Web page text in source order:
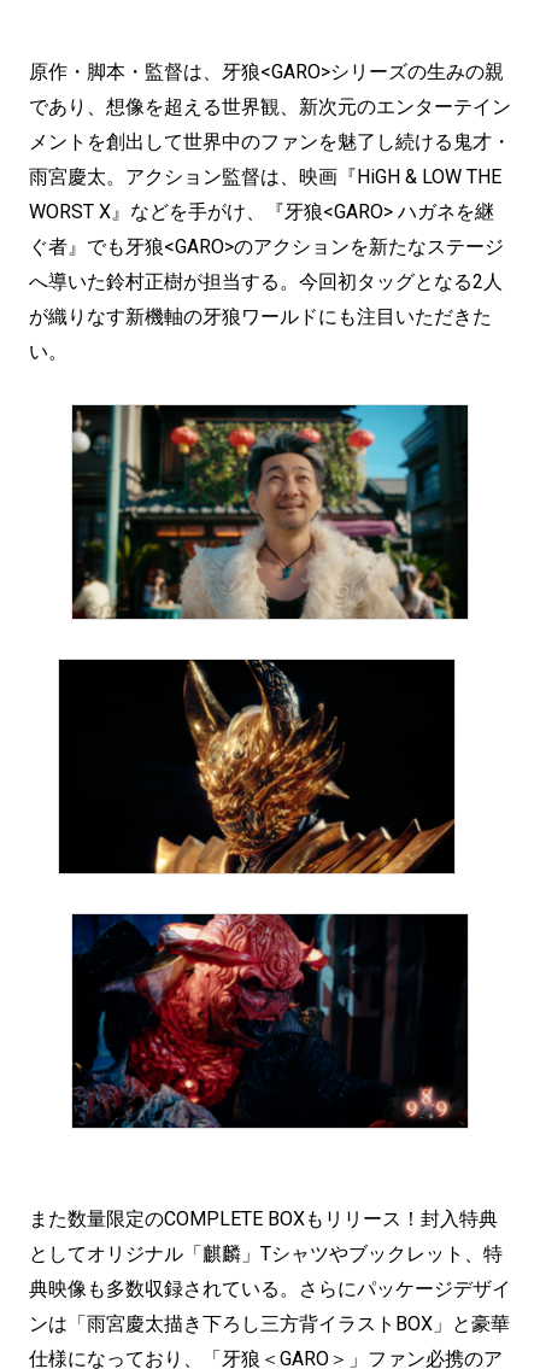
原作・脚本・監督は、牙狼<GARO>シリーズの生みの親
であり、想像を超える世界観、新次元のエンターテイン
メントを創出して世界中のファンを魅了し続ける鬼才・
雨宮慶太。アクション監督は、映画『HiGH & LOW THE
WORST X』などを手がけ、『牙狼<GARO> ハガネを継
ぐ者』でも牙狼<GARO>のアクションを新たなステージ
へ導いた鈴村正樹が担当する。今回初タッグとなる2人
が織りなす新機軸の牙狼ワールドにも注目いただきた
い。
また数量限定のCOMPLETE BOXもリリース！封入特典
としてオリジナル「麒麟」Tシャツやブックレット、特
典映像も多数収録されている。さらにパッケージデザイ
ンは「雨宮慶太描き下ろし三方背イラストBOX」と豪華
仕様になっており、「牙狼＜GARO＞」ファン必携のア